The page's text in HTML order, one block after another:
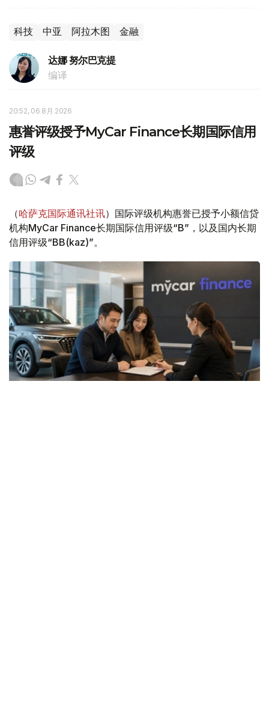
科技 中亚 阿拉木图 金融
达娜 努尔巴克提
编译
20:52, 06 8月 2026
惠誉评级授予MyCar Finance长期国际信用
评级
（哈萨克国际通讯社讯）国际评级机构惠誉已授予小额信贷
机构MyCar Finance长期国际信用评级“B”，以及国内长期
信用评级“BB(kaz)”。